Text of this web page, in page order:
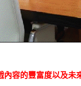
內容的豐富度以及未